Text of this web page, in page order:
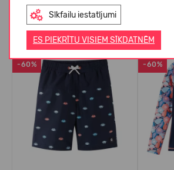
Sīkfailu iestatījumi
ES PIEKRĪTU VISIEM SĪKDATNĒM
Līdzīgas preces
-60%
UV50
-60%
UV50